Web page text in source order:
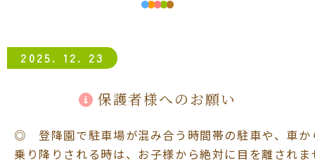
2025. 12. 23
保護者様へのお願い
◎ 登降園で駐車場が混み合う時間帯の駐車や、車か
乗り降りされる時は、お子様から絶対に目を離されま